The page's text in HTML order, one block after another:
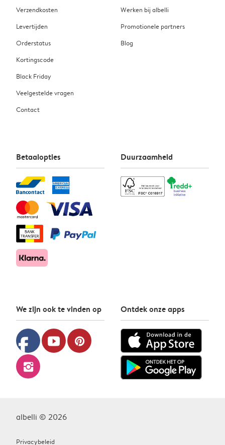
Verzendkosten
Levertijden
Orderstatus
Kortingscode
Black Friday
Veelgestelde vragen
Contact
Werken bij albelli
Promotionele partners
Blog
Betaalopties Duurzaamheid
We zijn ook te vinden op
facebook youtube pinterest
instagram
Ontdek onze apps
albelli © 2026
Privacybeleid